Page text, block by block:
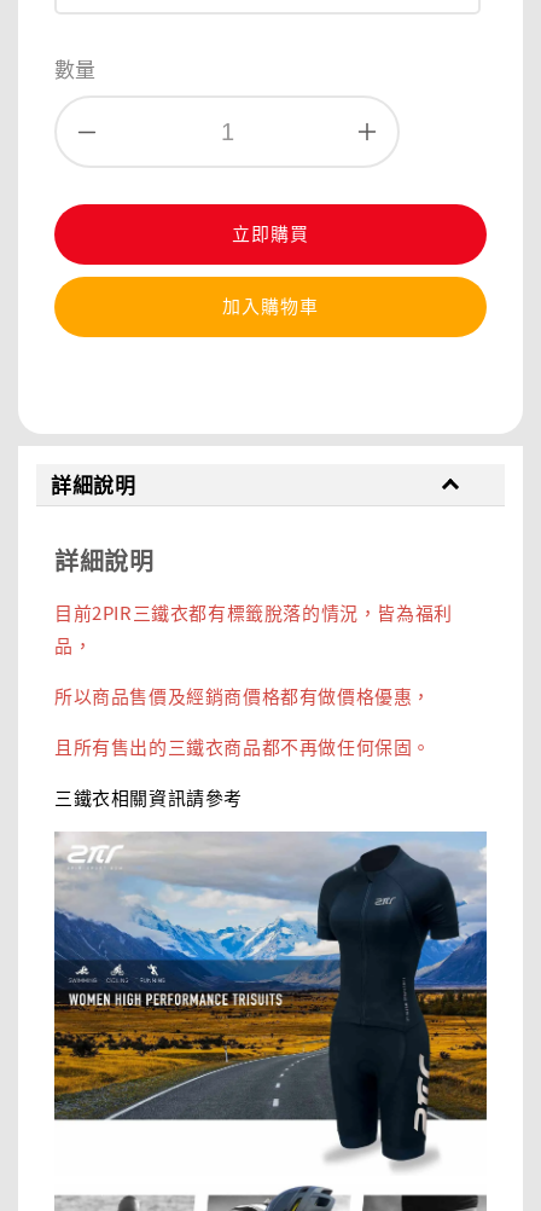
數量
立即購買
加入購物車
詳細說明
詳細說明
目前2PIR三鐵衣都有標籤脫落的情況，皆為福利
品，
所以商品售價及經銷商價格都有做價格優惠，
且所有售出的三鐵衣商品都不再做任何保固。
三鐵衣相關資訊請參考